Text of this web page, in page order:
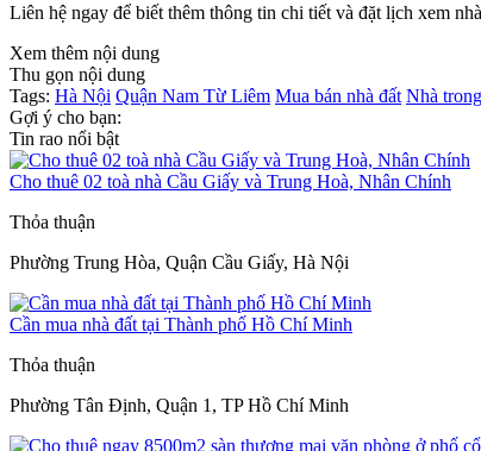
Liên hệ ngay để biết thêm thông tin chi tiết và đặt lịch xem
Xem thêm nội dung
Thu gọn nội dung
Tags: Hà Nội Quận Nam Từ Liêm Mua bán nhà đất Nhà
Gợi ý cho bạn:
Tin rao nổi bật
Cho thuê 02 toà nhà Cầu Giấy và Trung Hoà, Nhân Chính
Thỏa thuận
Phường Trung Hòa, Quận Cầu Giấy, Hà Nội
Cần mua nhà đất tại Thành phố Hồ Chí Minh
Thỏa thuận
Phường Tân Định, Quận 1, TP Hồ Chí Minh